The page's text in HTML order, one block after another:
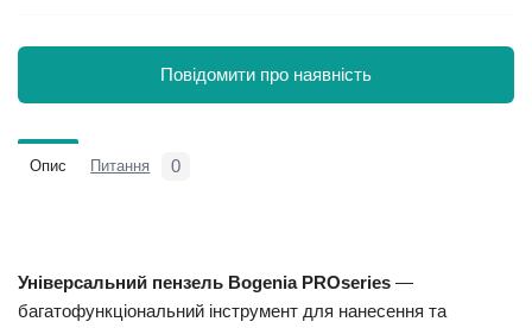
Повідомити про наявність
Опис Питання 0
Універсальний пензель Bogenia PROseries —
багатофункціональний інструмент для нанесення та